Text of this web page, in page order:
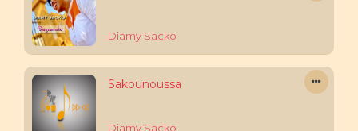
Diamy Sacko
Sakounoussa
Diamy Sacko